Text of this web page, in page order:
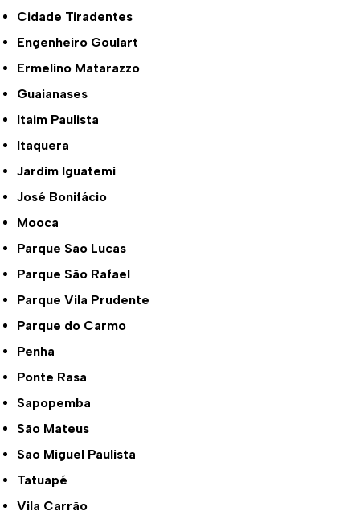
Cidade Tiradentes
Engenheiro Goulart
Ermelino Matarazzo
Guaianases
Itaim Paulista
Itaquera
Jardim Iguatemi
José Bonifácio
Mooca
Parque São Lucas
Parque São Rafael
Parque Vila Prudente
Parque do Carmo
Penha
Ponte Rasa
Sapopemba
São Mateus
São Miguel Paulista
Tatuapé
Vila Carrão